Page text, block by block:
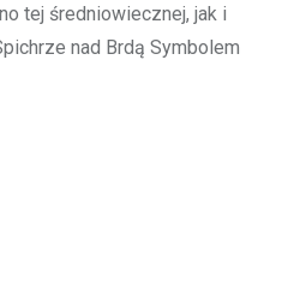
tej średniowiecznej, jak i
nad Brdą Symbolem